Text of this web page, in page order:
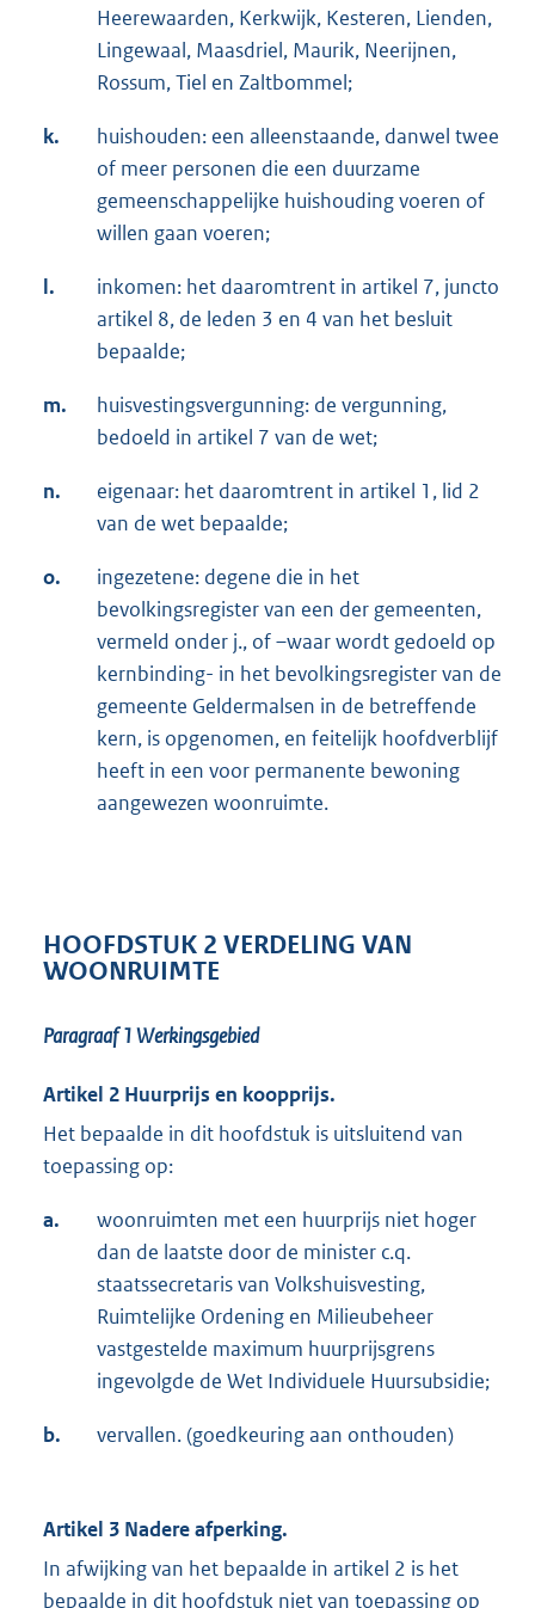
Heerewaarden, Kerkwijk, Kesteren, Lienden,
Lingewaal, Maasdriel, Maurik, Neerijnen,
Rossum, Tiel en Zaltbommel;
k.
huishouden: een alleenstaande, danwel twee
of meer personen die een duurzame
gemeenschappelijke huishouding voeren of
willen gaan voeren;
l.
inkomen: het daaromtrent in artikel 7, juncto
artikel 8, de leden 3 en 4 van het besluit
bepaalde;
m.
huisvestingsvergunning: de vergunning,
bedoeld in artikel 7 van de wet;
n.
eigenaar: het daaromtrent in artikel 1, lid 2
van de wet bepaalde;
o.
ingezetene: degene die in het
bevolkingsregister van een der gemeenten,
vermeld onder j., of –waar wordt gedoeld op
kernbinding- in het bevolkingsregister van de
gemeente Geldermalsen in de betreffende
kern, is opgenomen, en feitelijk hoofdverblijf
heeft in een voor permanente bewoning
aangewezen woonruimte.
HOOFDSTUK 2 VERDELING VAN
WOONRUIMTE
Paragraaf 1Werkingsgebied
Artikel 2 Huurprijs en koopprijs.
Het bepaalde in dit hoofdstuk is uitsluitend van
toepassing op:
a.
woonruimten met een huurprijs niet hoger
dan de laatste door de minister c.q.
staatssecretaris van Volkshuisvesting,
Ruimtelijke Ordening en Milieubeheer
vastgestelde maximum huurprijsgrens
ingevolgde de Wet Individuele Huursubsidie;
b. vervallen. (goedkeuring aan onthouden)
Artikel 3 Nadere afperking.
In afwijking van het bepaalde in artikel 2 is het
bepaalde in dit hoofdstuk niet van toepassing op